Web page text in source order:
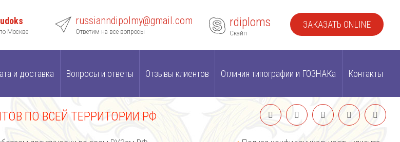
Москве
russianndipolmy@gmail.com
Ответим на все вопросы
rdiploms
Скайп
ЗАКАЗАТЬ ONLINE
и доставка Вопросы и ответы Отзывы клиентов Отличия типографии и ГОЗНАКа Контакты
ПО ВСЕЙ ТЕРРИТОРИИ РФ